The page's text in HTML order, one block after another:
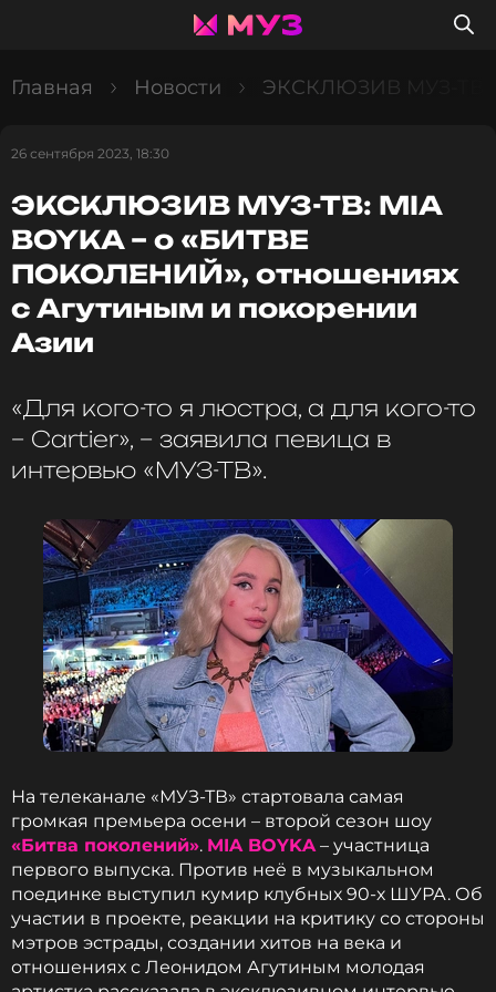
Главная Новости ЭКСКЛЮЗИВ МУЗ-ТВ:
26 сентября 2023, 18:30
ЭКСКЛЮЗИВ МУЗ-ТВ: MIA
BOYKA – о «БИТВЕ
ПОКОЛЕНИЙ», отношениях
с Агутиным и покорении
Азии
«Для кого-то я люстра, а для кого-то
– Cartier», – заявила певица в
интервью «МУЗ-ТВ».
На телеканале «МУЗ-ТВ» стартовала самая
громкая премьера осени – второй сезон шоу
«Битва поколений». MIA BOYKA– участница
первого выпуска. Против неё в музыкальном
поединке выступил кумир клубных 90-х ШУРА. Об
участии в проекте, реакции на критику со стороны
мэтров эстрады, создании хитов на века и
отношениях с Леонидом Агутиным молодая